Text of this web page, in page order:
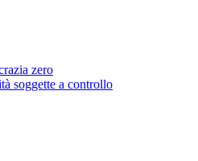
zero
soggette a controllo